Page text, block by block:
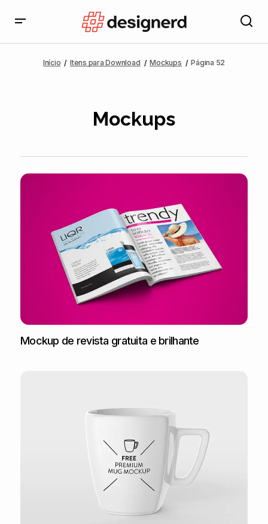
Início Itens para Download Mockups Página 52
Mockups
Mockup de revista gratuita e brilhante